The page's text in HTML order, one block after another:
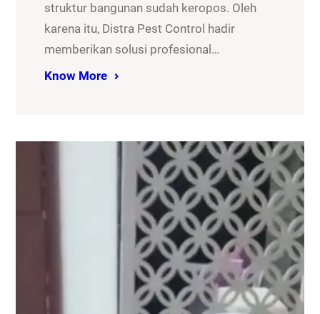
struktur bangunan sudah keropos. Oleh
karena itu, Distra Pest Control hadir
memberikan solusi profesional…
Know More